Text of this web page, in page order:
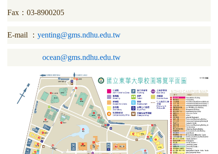
Fax：03-8900205
E-mail ： yenting@gms.ndhu.edu.tw
ocean@gms.ndhu.edu.tw